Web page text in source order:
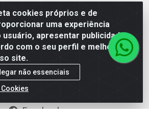
cookies próprios e de
uma experiência
usuário, apresentar publicidade
com o seu perfil e melhorar a
site.
não essenciais
(11) 2030 3000
Segunda a Sexta das
07:30h às 18h.
Redes sociais
Facebook